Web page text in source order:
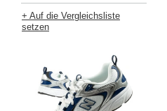
+ Auf die Vergleichsliste
setzen